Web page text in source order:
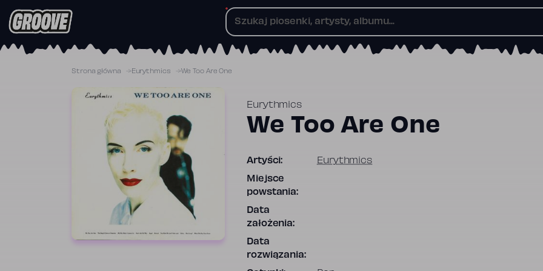
Przejdź
do
treści
Strona główna Eurythmics We Too Are One
Eurythmics
We Too Are One
Artyści: Eurythmics
Miejsce
powstania:
Data
założenia:
Data
rozwiązania: